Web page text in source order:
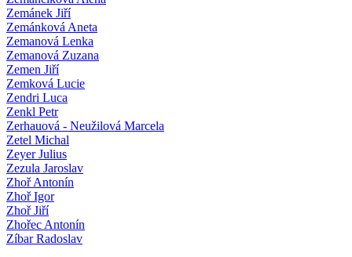
Zemánek Jiří
Zemánková Aneta
Zemanová Lenka
Zemanová Zuzana
Zemen Jiří
Zemková Lucie
Zendri Luca
Zenkl Petr
Zerhauová - Neužilová Marcela
Zetel Michal
Zeyer Julius
Zezula Jaroslav
Zhoř Antonín
Zhoř Igor
Zhoř Jiří
Zhořec Antonín
Zíbar Radoslav